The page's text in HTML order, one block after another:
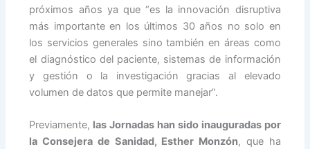
próximos años ya que “es la innovación disruptiva
más importante en los últimos 30 años no solo en
los servicios generales sino también en áreas como
el diagnóstico del paciente, sistemas de información
y gestión o la investigación gracias al elevado
volumen de datos que permite manejar”.
Previamente, las Jornadas han sido inauguradas por
la Consejera de Sanidad, Esther Monzón, que ha